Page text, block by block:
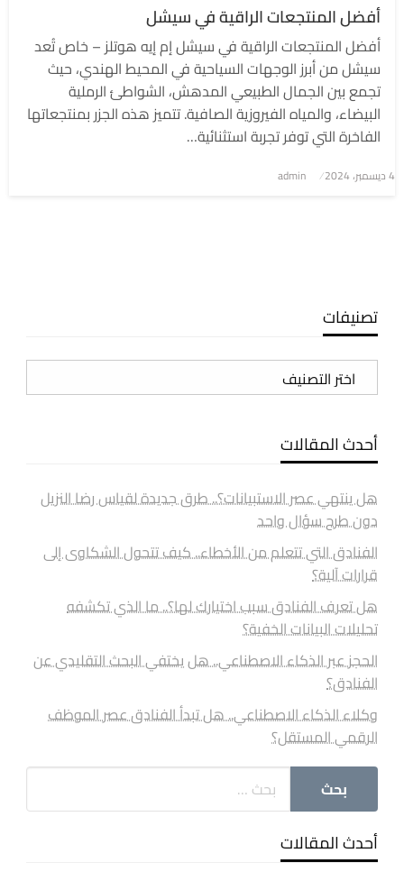
أفضل المنتجعات الراقية في سيشل
أفضل المنتجعات الراقية في سيشل إم إيه هوتلز – خاص تُعد
سيشل من أبرز الوجهات السياحية في المحيط الهندي، حيث
تجمع بين الجمال الطبيعي المدهش، الشواطئ الرملية
البيضاء، والمياه الفيروزية الصافية. تتميز هذه الجزر بمنتجعاتها
الفاخرة التي توفر تجربة استثنائية…
نُشر
4 ديسمبر، 2024 admin
تصنيفات
تصنيفات
أحدث المقالات
هل ينتهي عصر الاستبيانات؟.. طرق جديدة لقياس رضا النزيل
دون طرح سؤال واحد
الفنادق التي تتعلم من الأخطاء.. كيف تتحول الشكاوى إلى
قرارات آلية؟
هل تعرف الفنادق سبب اختيارك لها؟.. ما الذي تكشفه
تحليلات البيانات الخفية؟
الحجز عبر الذكاء الاصطناعي.. هل يختفي البحث التقليدي عن
الفنادق؟
وكلاء الذكاء الاصطناعي.. هل تبدأ الفنادق عصر الموظف
الرقمي المستقل؟
أحدث المقالات